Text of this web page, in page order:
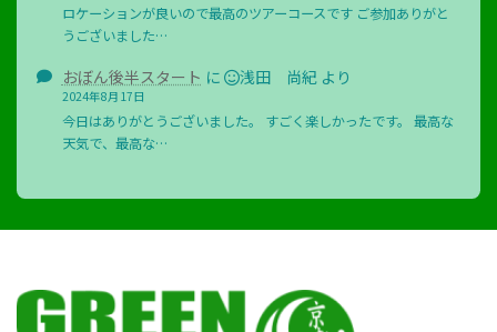
ロケーションが良いので最高のツアーコースです ご参加ありがと
うございました…
おぼん後半スタート に 浅田 尚紀より
2024年8月17日
今日はありがとうございました。 すごく楽しかったです。 最高な
天気で、最高な…